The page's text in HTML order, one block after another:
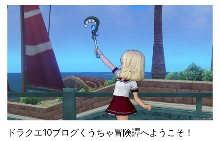
ドラクエ10ブログくうちゃ冒険譚へようこそ！